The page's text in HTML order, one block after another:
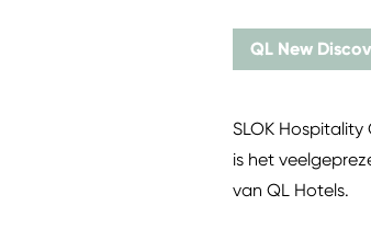
QL New
SLOK
is het
van QL Hotels.